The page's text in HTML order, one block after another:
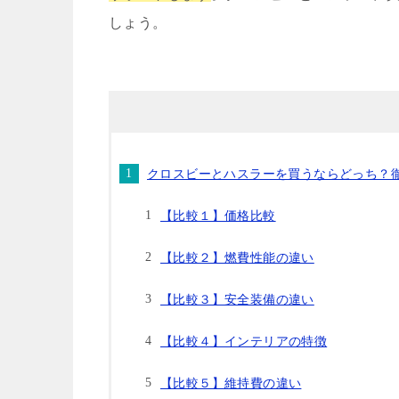
しょう。
クロスビーとハスラーを買うならどっち？
【比較１】価格比較
【比較２】燃費性能の違い
【比較３】安全装備の違い
【比較４】インテリアの特徴
【比較５】維持費の違い